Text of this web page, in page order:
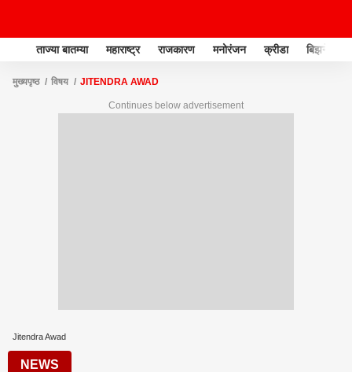
ताज्या बातम्या महाराष्ट्र राजकारण मनोरंजन क्रीडा बिझनेस
मुख्यपृष्ठ विषय JITENDRA AWAD
Continues below advertisement
Jitendra Awad
NEWS